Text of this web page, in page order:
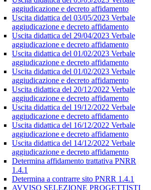
aggiudicazione e decreto affidamento
Uscita didattica del 03/05/2023 Verbale
aggiudicazione e decreto affidamento
Uscita didattica del 29/04/2023 Verbale
aggiudicazione e decreto affidamento
Uscita didattica del 01/02/2023 Verbale
aggiudicazione e decreto affidamento
Uscita didattica del 01/02/2023 Verbale
aggiudicazione e decreto affidamento
Uscita didattica del 20/12/2022 Verbale
aggiudicazione e decreto affidamento
Uscita didattica del 19/12/2022 Verbale
aggiudicazione e decreto affidamento
Uscita didattica del 16/12/2022 Verbale
aggiudicazione e decreto affidamento
Uscita didattica del 14/12/2022 Verbale
aggiudicazione e decreto affidamento
Determina affidamento trattativa PNRR
1.4.1
Determina a contrarre sito PNRR 1.4.1
AVVISO SELEZIONE PROGETTISTI